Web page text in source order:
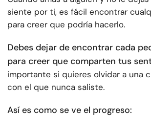
siente por ti, es fácil encontrar
para creer que podría hacerlo.
Debes dejar de encontrar cada
para creer que comparten tus
importante si quieres olvidar a una
con el que nunca saliste.
Así es como se ve el progreso: